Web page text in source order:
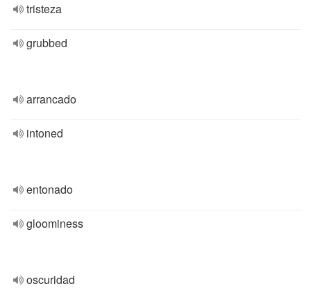
tristeza
grubbed
arrancado
intoned
entonado
gloominess
oscuridad